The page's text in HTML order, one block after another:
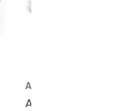
ACCUDOCTOR
Accudoctor